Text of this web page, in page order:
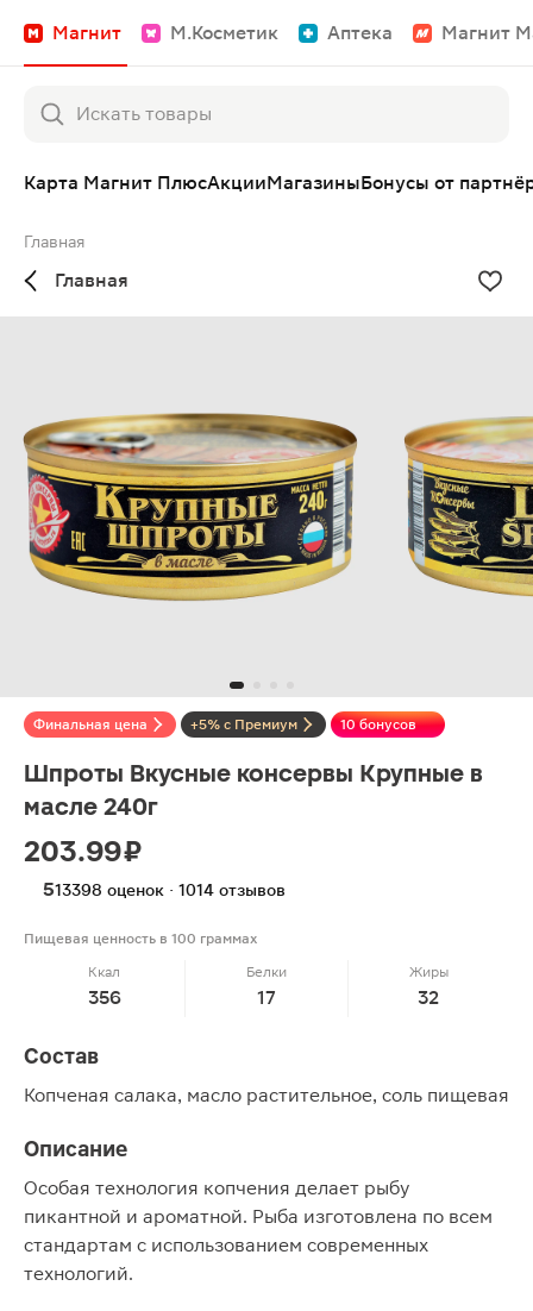
Магнит М.Косметик Аптека Магнит
Карта Магнит ПлюсАкцииМагазиныБонусы от
Главная
Главная
Финальная цена +5% с Премиум 10 бонусов
Шпроты Вкусные консервы Крупные в
масле 240г
203.99 ₽
513398 оценок · 1014 отзывов
Пищевая ценность в 100 граммах
Ккал
356
Белки
17
Жиры
32
Состав
Копченая салака, масло растительное, соль пищевая
Описание
Особая технология копчения делает рыбу
пикантной и ароматной. Рыба изготовлена по всем
стандартам с использованием современных
технологий.